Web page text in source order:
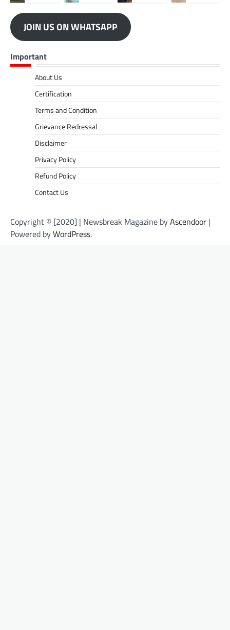
JOIN US ON WHATSAPP
Important
About Us
Certification
Terms and Condition
Grievance Redressal
Disclaimer
Privacy Policy
Refund Policy
Contact Us
Copyright © [2020] | Newsbreak Magazine byAscendoor |
Powered byWordPress.